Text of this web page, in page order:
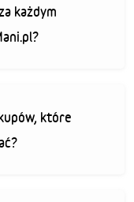
każdym
które